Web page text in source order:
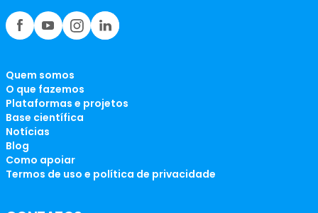
Quem somos
O que fazemos
Plataformas e projetos
Base científica
Notícias
Blog
Como apoiar
Termos de uso e política de privacidade